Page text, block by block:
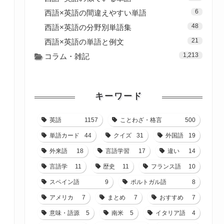
西語×英語の間違えやすい単語 6
西語×英語の分野別単語集 48
西語×英語の単語と例文 21
コラム・雑記 1,213
キーワード
英語 1157 ことわざ・格言 500
単語カード 44 クイズ 31 外国語 19
外来語 18 言語学習 17 違い 14
言語学 11 歴史 11 フランス語 10
スペイン語 9 ポルトガル語 8
アメリカ 7 まとめ 7 おすすめ 7
意味・語源 5 南米 5 イタリア語 4